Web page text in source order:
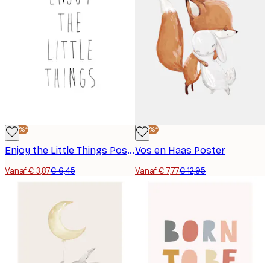
-40%*
Enjoy the Little Things Poster
Vanaf € 3,87€ 6,45
-40%*
Vos en Haas Poster
Vanaf € 7,77€ 12,95